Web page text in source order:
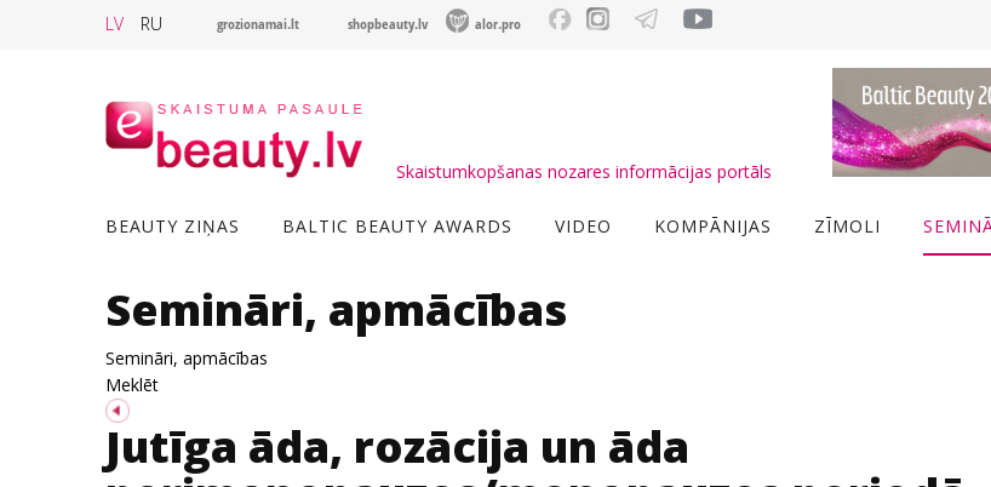
LV RU grozionamai.lt shopbeauty.lv alor.pro
Skaistumkopšanas nozares informācijas portāls
BEAUTY ZIŅAS BALTIC BEAUTY AWARDS VIDEO KOMPĀNIJAS ZĪMOLI
Semināri, apmācības
Semināri, apmācības
Meklēt
Jutīga āda, rozācija un āda